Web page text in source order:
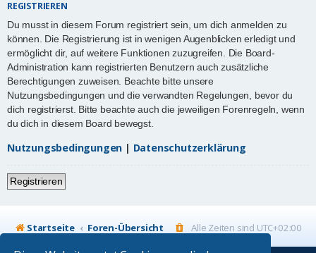
REGISTRIEREN
Du musst in diesem Forum registriert sein, um dich anmelden zu
können. Die Registrierung ist in wenigen Augenblicken erledigt und
ermöglicht dir, auf weitere Funktionen zuzugreifen. Die Board-
Administration kann registrierten Benutzern auch zusätzliche
Berechtigungen zuweisen. Beachte bitte unsere
Nutzungsbedingungen und die verwandten Regelungen, bevor du
dich registrierst. Bitte beachte auch die jeweiligen Forenregeln, wenn
du dich in diesem Board bewegst.
Nutzungsbedingungen | Datenschutzerklärung
Registrieren
Startseite Foren-Übersicht Alle Zeiten sind UTC+02:00